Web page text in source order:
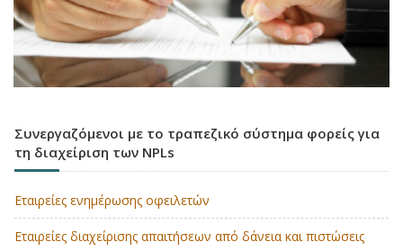
Συνεργαζόμενοι με το τραπεζικό σύστημα φορείς για
τη διαχείριση των NPLs
Εταιρείες ενημέρωσης οφειλετών
Εταιρείες διαχείρισης απαιτήσεων από δάνεια και πιστώσεις